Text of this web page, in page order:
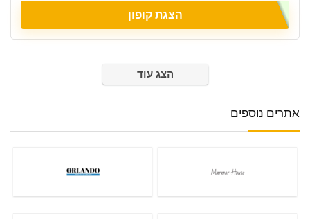
הצגת קופון
הצג עוד
אתרים נוספים